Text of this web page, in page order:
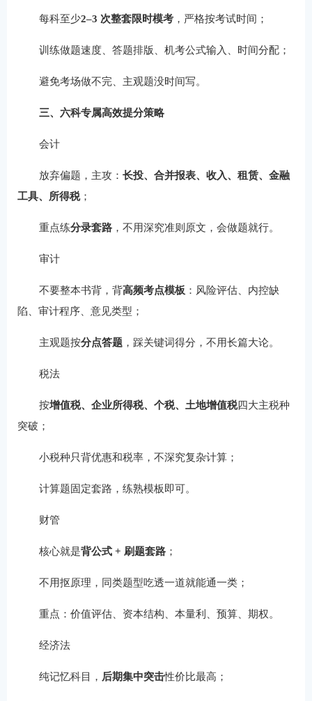
每科至少2–3 次整套限时模考，严格按考试时间；
训练做题速度、答题排版、机考公式输入、时间分配；
避免考场做不完、主观题没时间写。
三、六科专属高效提分策略
会计
放弃偏题，主攻： 长投、合并报表、收入、租赁、金融
工具、所得税；
重点练分录套路，不用深究准则原文，会做题就行。
审计
不要整本书背，背高频考点模板 ：风险评估、内控缺
陷、审计程序、意见类型；
主观题按分点答题，踩关键词得分，不用长篇大论。
税法
按增值税、企业所得税、个税、土地增值税四大主税种
突破；
小税种只背优惠和税率，不深究复杂计算；
计算题固定套路，练熟模板即可。
财管
核心就是背公式 + 刷题套路；
不用抠原理，同类题型吃透一道就能通一类；
重点：价值评估、资本结构、本量利、预算、期权。
经济法
纯记忆科目， 后期集中突击性价比最高；